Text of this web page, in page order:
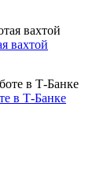
вахтой
в Т-Банке